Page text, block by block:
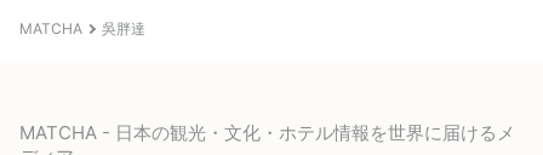
MATCHA 吳胖達
MATCHA - 日本の観光・文化・ホテル情報を世界に届けるメ